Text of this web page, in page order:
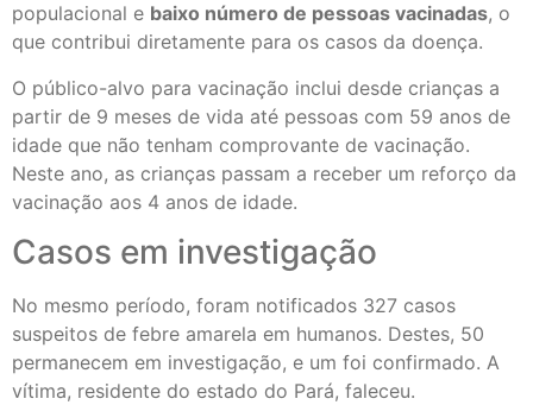
populacional e baixo número de pessoas vacinadas, o
que contribui diretamente para os casos da doença.
O público-alvo para vacinação inclui desde crianças a
partir de 9 meses de vida até pessoas com 59 anos de
idade que não tenham comprovante de vacinação.
Neste ano, as crianças passam a receber um reforço da
vacinação aos 4 anos de idade.
Casos em investigação
No mesmo período, foram notificados 327 casos
suspeitos de febre amarela em humanos. Destes, 50
permanecem em investigação, e um foi confirmado. A
vítima, residente do estado do Pará, faleceu.